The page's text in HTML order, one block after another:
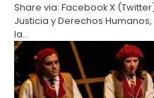
Share via: Facebook X
Justicia y Derechos
la…